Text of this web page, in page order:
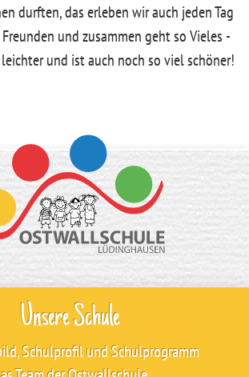
durften, das erleben wir auch jeden Tag
und zusammen geht so Vieles -
und ist auch noch so viel schöner!
Unsere Schule
Schulprofil und Schulprogramm